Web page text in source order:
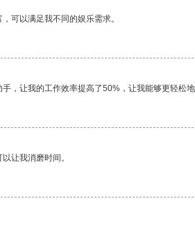
可以满足我不同的娱乐需求。
，让我的工作效率提高了50%，让我能够更轻松地
让我消磨时间。